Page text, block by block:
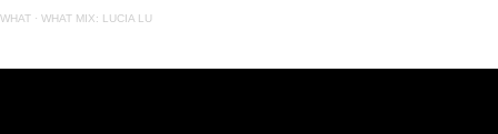
WHAT · WHAT MIX: LUCIA LU